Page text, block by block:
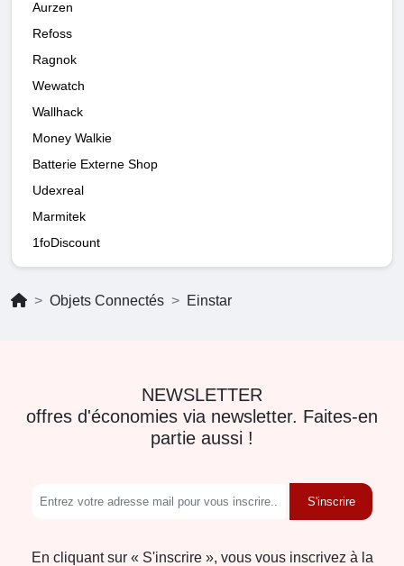
Aurzen
Refoss
Ragnok
Wewatch
Wallhack
Money Walkie
Batterie Externe Shop
Udexreal
Marmitek
1foDiscount
Objets Connectés Einstar
NEWSLETTER
offres d'économies via newsletter. Faites-en
partie aussi !
S'inscrire
En cliquant sur « S'inscrire », vous vous inscrivez à la